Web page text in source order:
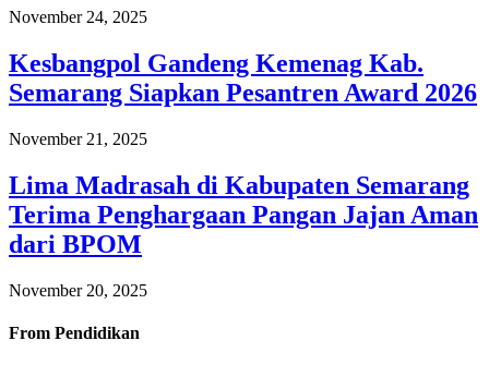
November 24, 2025
Kesbangpol Gandeng Kemenag Kab.
Semarang Siapkan Pesantren Award 2026
November 21, 2025
Lima Madrasah di Kabupaten Semarang
Terima Penghargaan Pangan Jajan Aman
dari BPOM
November 20, 2025
From Pendidikan